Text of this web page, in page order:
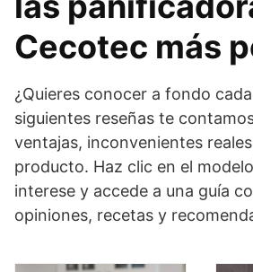
Cecotec más
¿Quieres conocer a fondo
siguientes reseñas te
ventajas, inconvenientes
producto. Haz clic en el
interese y accede a una guía
opiniones, recetas y